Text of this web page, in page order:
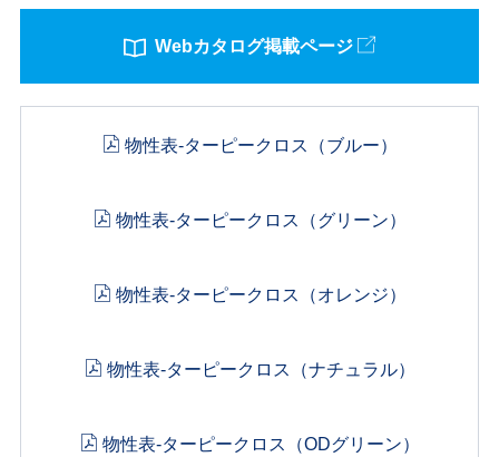
Webカタログ掲載ページ
物性表-ターピークロス（ブルー）
物性表-ターピークロス（グリーン）
物性表-ターピークロス（オレンジ）
物性表-ターピークロス（ナチュラル）
物性表-ターピークロス（ODグリーン）